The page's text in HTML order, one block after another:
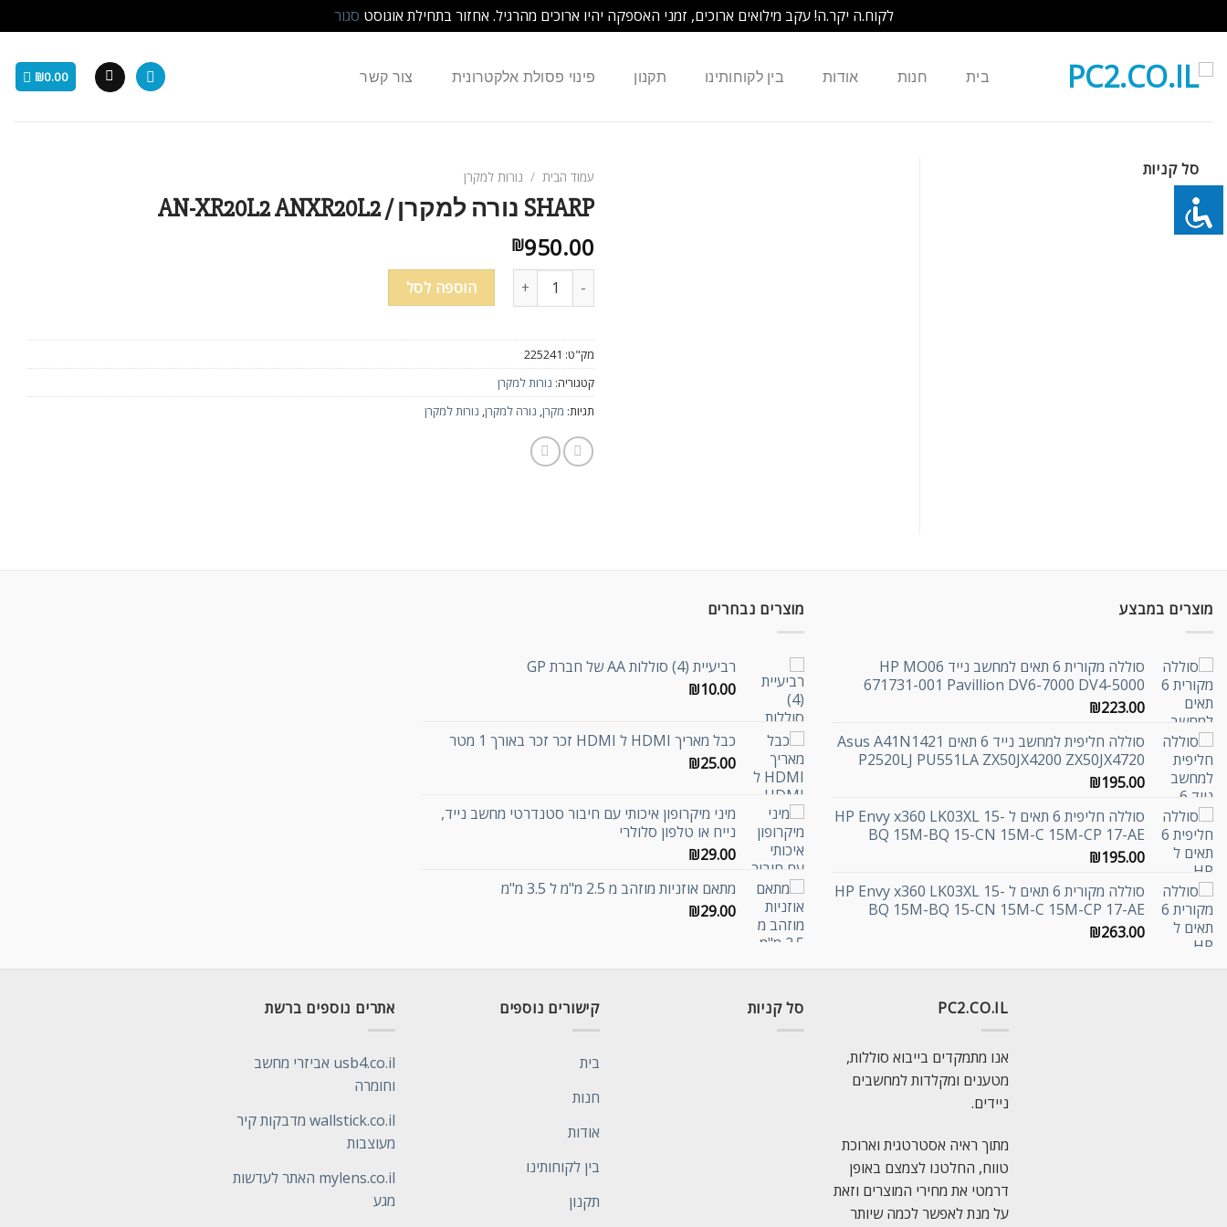
לקוח.ה יקר.ה! עקב מילואים ארוכים, זמני האספקה יהיו ארוכים מהרגיל. אחזור בתחילת אוגוסט סגור
content
בית חנות אודות בין לקוחותינו תקנון פינוי פסולת אלקטרונית צור קשר ₪0.00
סל קניות עמוד הבית / נורות למקרן
SHARP נורה למקרן / AN-XR20L2 ANXR20L2
₪950.00
כמות של SHARP נורה למקרן / AN-XR20L2 ANXR20L2 הוספה לסל
מק"ט: 225241
קטגוריה: נורות למקרן
תגיות: מקרן, נורה למקרן, נורות למקרן
מוצרים במבצע
סוללה מקורית 6 תאים למחשב נייד HP MO06
671731-001 Pavillion DV6-7000 DV4-5000
₪223.00
סוללה חליפית למחשב נייד 6 תאים Asus A41N1421
P2520LJ PU551LA ZX50JX4200 ZX50JX4720
₪195.00
סוללה חליפית 6 תאים ל HP Envy x360 LK03XL 15-
BQ 15M-BQ 15-CN 15M-C 15M-CP 17-AE
₪195.00
סוללה מקורית 6 תאים ל HP Envy x360 LK03XL 15-
BQ 15M-BQ 15-CN 15M-C 15M-CP 17-AE
₪263.00
מוצרים נבחרים
רביעיית (4) סוללות AA של חברת GP
₪10.00
כבל מאריך HDMI ל HDMI זכר זכר באורך 1 מטר
₪25.00
מיני מיקרופון איכותי עם חיבור סטנדרטי מחשב נייד,
נייח או טלפון סלולרי
₪29.00
מתאם אוזניות מוזהב מ 2.5 מ"מ ל 3.5 מ"מ
₪29.00
PC2.CO.IL
אנו מתמקדים בייבוא סוללות,
מטענים ומקלדות למחשבים
ניידים.
מתוך ראיה אסטרטגית וארוכת
טווח, החלטנו לצמצם באופן
דרמטי את מחירי המוצרים וזאת
על מנת לאפשר לכמה שיותר
סל קניות קישורים נוספים
בית
חנות
אודות
בין לקוחותינו
תקנון
אתרים נוספים ברשת
usb4.co.il אביזרי מחשב
וחומרה
wallstick.co.il מדבקות קיר
מעוצבות
mylens.co.il האתר לעדשות
מגע